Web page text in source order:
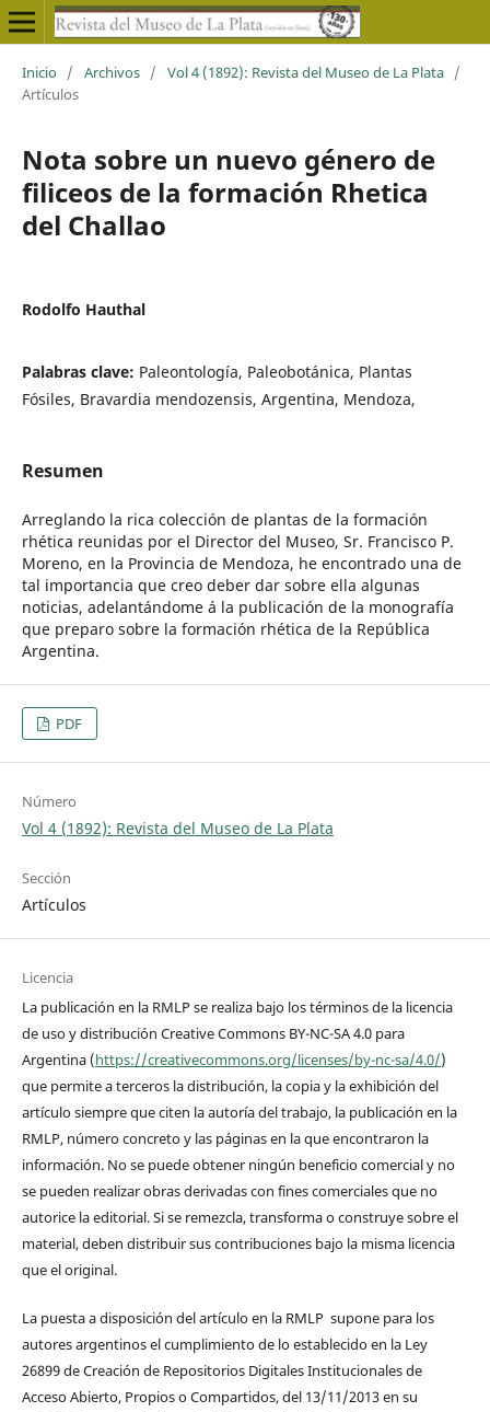
Inicio / Archivos / Vol 4 (1892): Revista del Museo de La Plata /
Artículos
Nota sobre un nuevo género de
filiceos de la formación Rhetica
del Challao
Rodolfo Hauthal
Palabras clave: Paleontología, Paleobotánica, Plantas
Fósiles, Bravardia mendozensis, Argentina, Mendoza,
Resumen
Arreglando la rica colección de plantas de la formación
rhética reunidas por el Director del Museo, Sr. Francisco P.
Moreno, en la Provincia de Mendoza, he encontrado una de
tal importancia que creo deber dar sobre ella algunas
noticias, adelantándome á la publicación de la monografía
que preparo sobre la formación rhética de la República
Argentina.
PDF
Número
Vol 4 (1892): Revista del Museo de La Plata
Sección
Artículos
Licencia
La publicación en la RMLP se realiza bajo los términos de la licencia
de uso y distribución Creative Commons BY-NC-SA 4.0 para
Argentina (https://creativecommons.org/licenses/by-nc-sa/4.0/)
que permite a terceros la distribución, la copia y la exhibición del
artículo siempre que citen la autoría del trabajo, la publicación en la
RMLP, número concreto y las páginas en la que encontraron la
información. No se puede obtener ningún beneficio comercial y no
se pueden realizar obras derivadas con fines comerciales que no
autorice la editorial. Si se remezcla, transforma o construye sobre el
material, deben distribuir sus contribuciones bajo la misma licencia
que el original.
La puesta a disposición del artículo en la RMLP supone para los
autores argentinos el cumplimiento de lo establecido en la Ley
26899 de Creación de Repositorios Digitales Institucionales de
Acceso Abierto, Propios o Compartidos, del 13/11/2013 en su